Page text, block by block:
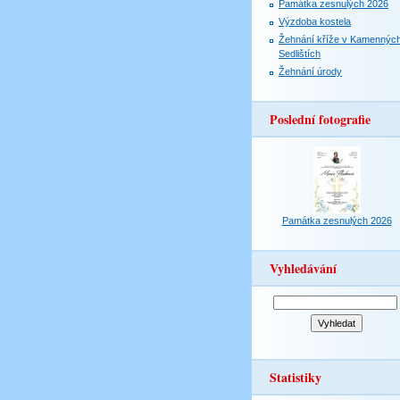
Památka zesnulých 2026
Výzdoba kostela
Žehnání kříže v
Sedlištích
Žehnání úrody
Poslední fotografie
Památka zesnulých 2026
Vyhledávání
Statistiky